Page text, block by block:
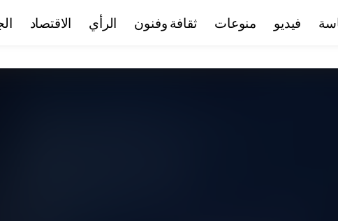
فيديو منوعات ثقافة وفنون الرأي الاقتصاد